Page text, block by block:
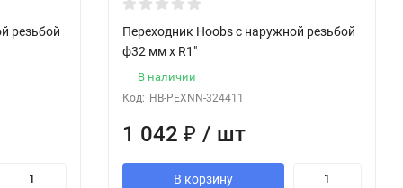
резьбой
Переходник Hoobs с наружной резьбой
ф32 мм x R1"
В наличии
Код: HB-PEXNN-324411
1 042 ₽ / шт
В корзину